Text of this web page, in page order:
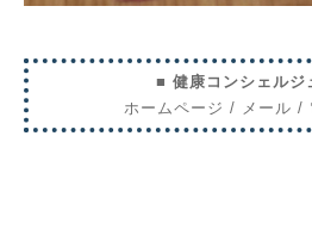
■ 健康コンシェルジ
ホームページ / メール /